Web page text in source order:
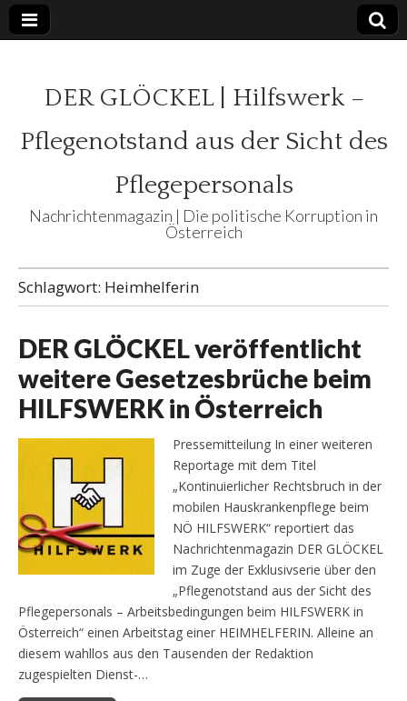
DER GLÖCKEL | Hilfswerk –
Pflegenotstand aus der Sicht des
Pflegepersonals
Nachrichtenmagazin | Die politische Korruption in
Österreich
Schlagwort: Heimhelferin
DER GLÖCKEL veröffentlicht
weitere Gesetzesbrüche beim
HILFSWERK in Österreich
Pressemitteilung In einer weiteren
Reportage mit dem Titel
„Kontinuierlicher Rechtsbruch in der
mobilen Hauskrankenpflege beim
NÖ HILFSWERK“ reportiert das
Nachrichtenmagazin DER GLÖCKEL
im Zuge der Exklusivserie über den
„Pflegenotstand aus der Sicht des
Pflegepersonals – Arbeitsbedingungen beim HILFSWERK in
Österreich“ einen Arbeitstag einer HEIMHELFERIN. Alleine an
diesem wahllos aus den Tausenden der Redaktion
zugespielten Dienst-…